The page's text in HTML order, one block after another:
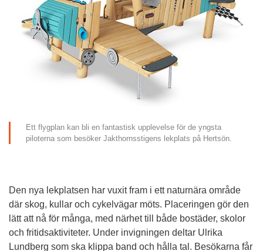
Ett flygplan kan bli en fantastisk upplevelse för de yngsta
piloterna som besöker Jakthornsstigens lekplats på Hertsön.
Den nya lekplatsen har vuxit fram i ett naturnära område
där skog, kullar och cykelvägar möts. Placeringen gör den
lätt att nå för många, med närhet till både bostäder, skolor
och fritidsaktiviteter. Under invigningen deltar Ulrika
Lundberg som ska klippa band och hålla tal. Besökarna får